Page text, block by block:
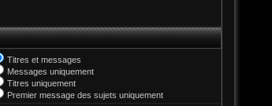
Titres et messages
Messages uniquement
Titres uniquement
Premier message des sujets uniquement